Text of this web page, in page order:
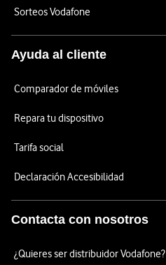
Sorteos Vodafone
Ayuda al cliente
Comparador de móviles
Repara tu dispositivo
Tarifa social
Declaración Accesibilidad
Contacta con nosotros
¿Quieres ser distribuidor Vodafone?